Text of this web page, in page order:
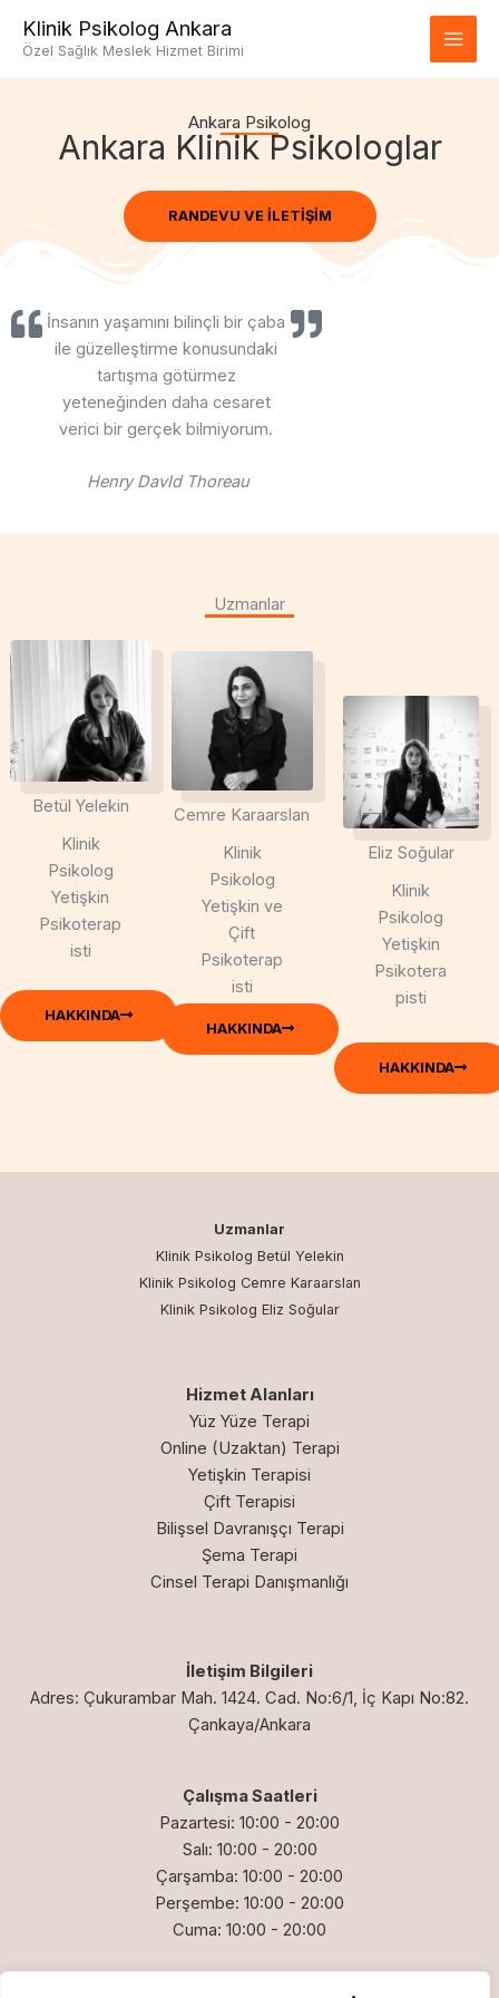
atlaKlinik Psikolog Ankara
Özel Sağlık Meslek Hizmet Birimi
Ankara Psikolog
Ankara Klinik Psikologlar
RANDEVU VE İLETIŞIM
İnsanın yaşamını bilinçli bir çaba
ile güzelleştirme konusundaki
tartışma götürmez
yeteneğinden daha cesaret
verici bir gerçek bilmiyorum.
Henry DavId Thoreau
Uzmanlar
Betül Yelekin
Klinik
Psikolog
Yetişkin
Psikoterap
isti
HAKKINDA
Cemre Karaarslan
Klinik
Psikolog
Yetişkin ve
Çift
Psikoterap
isti
HAKKINDA
Eliz Soğular
Klinik
Psikolog
Yetişkin
Psikotera
pisti
HAKKINDA
Uzmanlar
Klinik Psikolog Betül Yelekin
Klinik Psikolog Cemre Karaarslan
Klinik Psikolog Eliz Soğular
Hizmet Alanları
Yüz Yüze Terapi
Online (Uzaktan) Terapi
Yetişkin Terapisi
Çift Terapisi
Bilişsel Davranışçı Terapi
Şema Terapi
Cinsel Terapi Danışmanlığı
İletişim Bilgileri
Adres: Çukurambar Mah. 1424. Cad. No:6/1, İç Kapı No:82.
Çankaya/Ankara
Çalışma Saatleri
Pazartesi: 10:00 - 20:00
Salı: 10:00 - 20:00
Çarşamba: 10:00 - 20:00
Perşembe: 10:00 - 20:00
Cuma: 10:00 - 20:00